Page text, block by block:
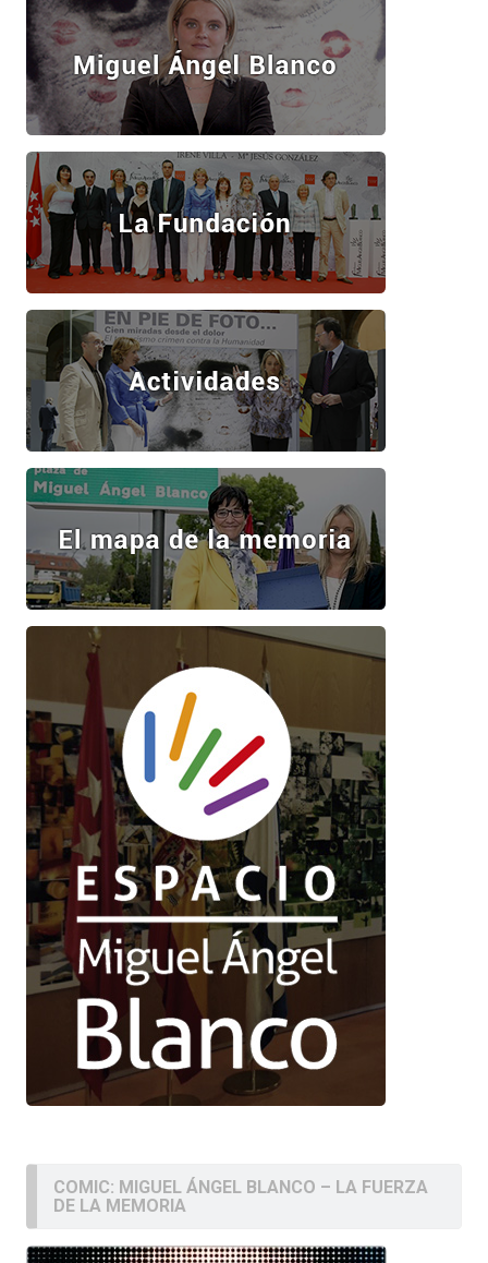
COMIC: MIGUEL ÁNGEL BLANCO – LA FUERZA
DE LA MEMORIA